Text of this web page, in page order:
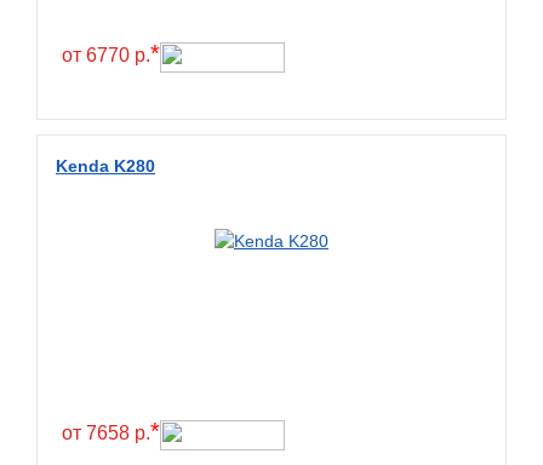
Sunchase
Wanda
Wanmao
от 6770 р.*
Kenda K280
от 7658 р.*